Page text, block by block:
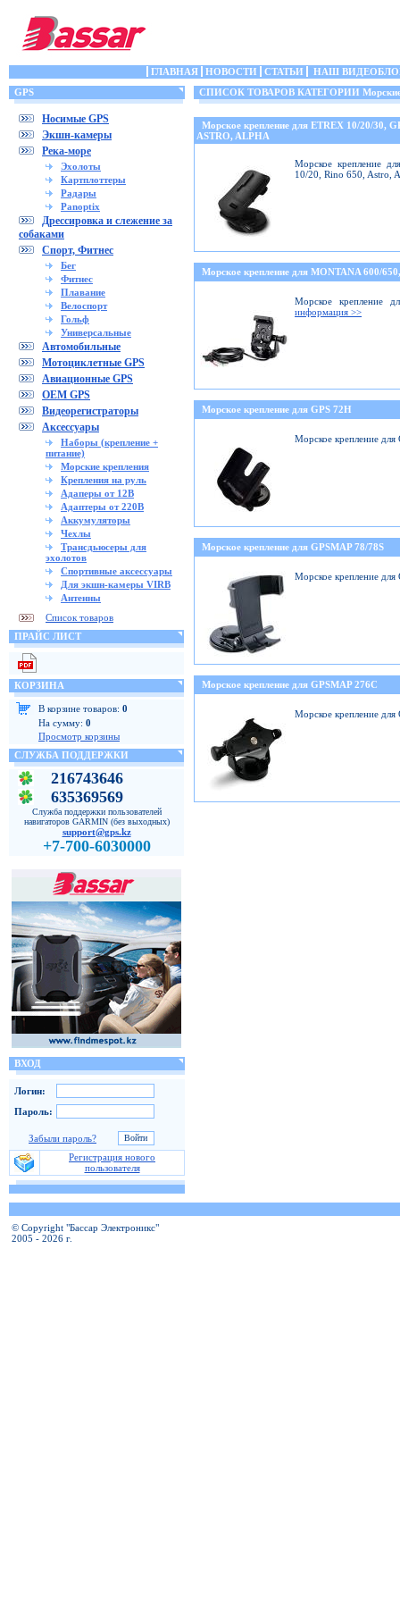
ГЛАВНАЯ НОВОСТИ СТАТЬИ
НАШ
GPS
Носимые GPS
Экшн-камеры
Река-море
Эхолоты
Картплоттеры
Радары
Panoptix
Дрессировка и слежение за
собаками
Спорт, Фитнес
Бег
Фитнес
Плавание
Велоспорт
Гольф
Универсальные
Автомобильные
Мотоциклетные GPS
Авиационные GPS
OEM GPS
Видеорегистраторы
Аксессуары
Наборы (крепление +
питание)
Морские крепления
Крепления на руль
Адаперы от 12В
Адаптеры от 220В
Аккумуляторы
Чехлы
Трансдьюсеры для
эхолотов
Спортивные аксессуары
Для экшн-камеры VIRB
Антенны
Список товаров
ПРАЙС ЛИСТ
КОРЗИНА
В корзине товаров: 0
На сумму: 0
Просмотр корзины
СЛУЖБА ПОДДЕРЖКИ
216743646
635369569
Служба поддержки пользователей
навигаторов GARMIN (без выходных)
support@gps.kz
+7-700-6030000
ВХОД
Логин:
Пароль:
Забыли пароль?
Регистрация нового
пользователя
СПИСОК ТОВАРОВ КАТЕГОРИИ Морские
Морское крепление для ETREX 10/20/30,
ASTRO, ALPHA
Морское крепление
10/20, Rino 650, Astro,
Морское крепление для MONTANA 600/
Морское крепление
информация >>
Морское крепление для GPS 72H
Морское крепление
Морское крепление для GPSMAP 78/78S
Морское крепление
Морское крепление для GPSMAP 276C
Морское крепление
© Copyright "Бассар Электроникс"
2005 - 2026 г.